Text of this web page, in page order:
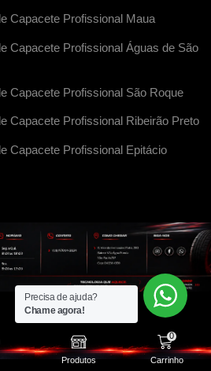
Capacete Profissional Maua
Capacete Profissional Águas de São
Capacete Profissional São Roque
Capacete Profissional Ribeirão Preto
Capacete Profissional Epitácio
Produtos
0
Carrinho
Precisa de ajuda?
Chame agora!